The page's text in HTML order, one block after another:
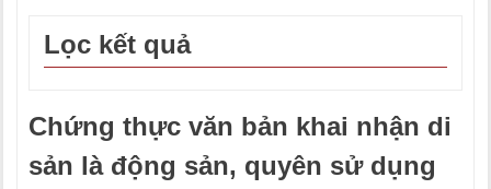
Lọc kết quả
Chứng thực văn bản khai nhận di
sản là động sản, quyên sử dụng